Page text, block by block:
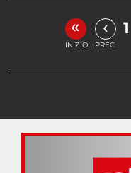
«
INIZIO
‹
PREC.
1